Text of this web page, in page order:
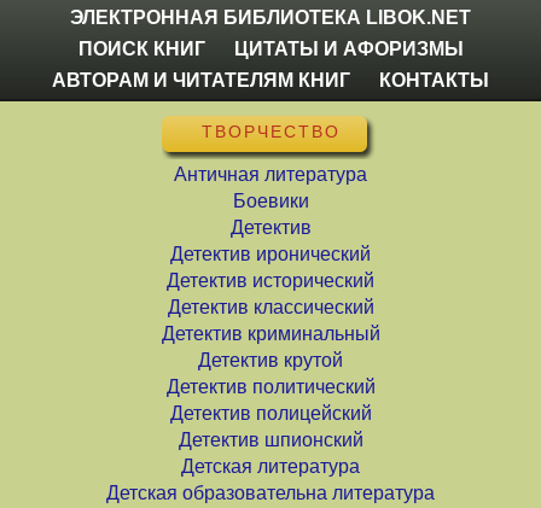
ЭЛЕКТРОННАЯ БИБЛИОТЕКА LIBOK.NET
ПОИСК КНИГ
ЦИТАТЫ И АФОРИЗМЫ
АВТОРАМ И ЧИТАТЕЛЯМ КНИГ
КОНТАКТЫ
ТВОРЧЕСТВО
Античная литература
Боевики
Детектив
Детектив иронический
Детектив исторический
Детектив классический
Детектив криминальный
Детектив крутой
Детектив политический
Детектив полицейский
Детектив шпионский
Детская литература
Детская образовательна литература